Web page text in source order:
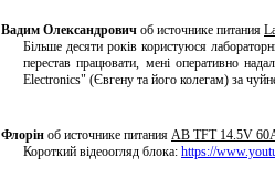
Вадим Олександрович об источнике питания
Більше десяти років користуюся
перестав працювати, мені оперативно
Electronics" (Євгену та його колегам) за
Флорін об источнике питания AB TFT 14.5V
Короткий відеоогляд блока: https://